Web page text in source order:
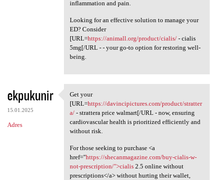
inflammation and pain.
Looking for an effective solution to manage your
ED? Consider
[URL=https://animall.org/product/cialis/- cialis
5mg[/URL - - your go-to option for restoring well-
being.
ekpukunir
15.01.2025
Adres
Get your [URL=https:/
Get your
[URL=https://davincipictures.com/product/stratter
a/- strattera price walmart[/URL - now, ensuring
cardiovascular health is prioritized efficiently and
without risk.
For those seeking to purchase <a
href="https://shecanmagazine.com/buy-cialis-w-
not-prescription/">cialis2.5 online without
prescriptions</a> without hurting their wallet,